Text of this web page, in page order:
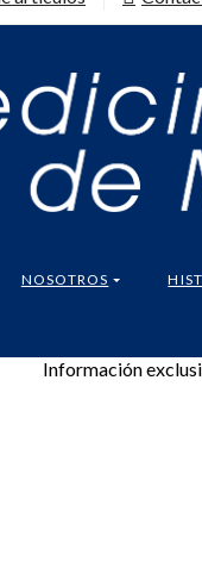
NOSOTROS
Información